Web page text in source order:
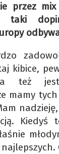
przez
taki
kibice,
też
mamy
Kiedyś